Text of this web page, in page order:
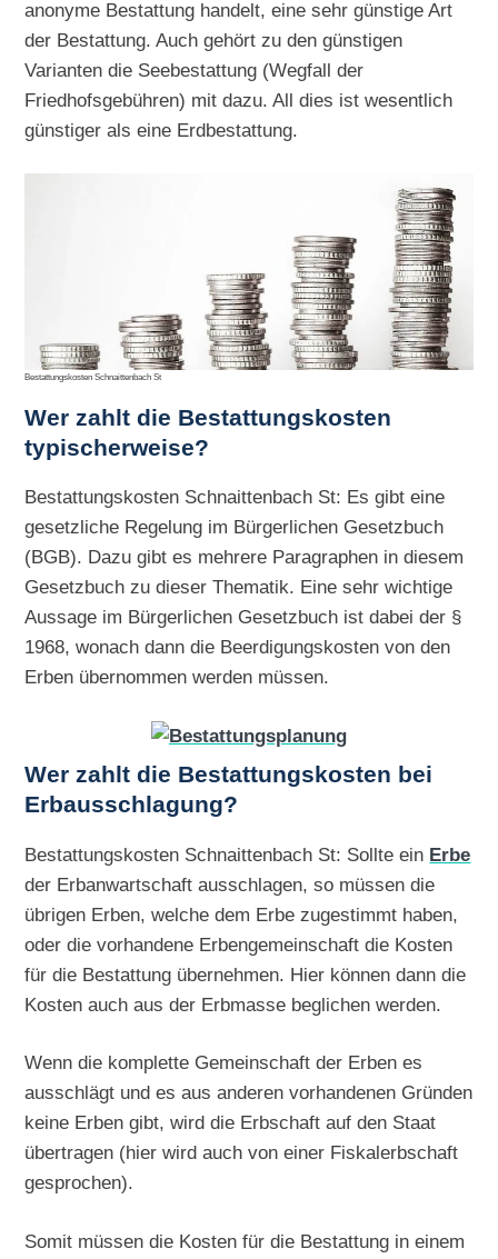
anonyme Bestattung handelt, eine sehr günstige Art
der Bestattung. Auch gehört zu den günstigen
Varianten die Seebestattung (Wegfall der
Friedhofsgebühren) mit dazu. All dies ist wesentlich
günstiger als eine Erdbestattung.
Bestattungskosten Schnaittenbach St
Wer zahlt die Bestattungskosten
typischerweise?
Bestattungskosten Schnaittenbach St: Es gibt eine
gesetzliche Regelung im Bürgerlichen Gesetzbuch
(BGB). Dazu gibt es mehrere Paragraphen in diesem
Gesetzbuch zu dieser Thematik. Eine sehr wichtige
Aussage im Bürgerlichen Gesetzbuch ist dabei der §
1968, wonach dann die Beerdigungskosten von den
Erben übernommen werden müssen.
Wer zahlt die Bestattungskosten bei
Erbausschlagung?
Bestattungskosten Schnaittenbach St: Sollte ein Erbe
der Erbanwartschaft ausschlagen, so müssen die
übrigen Erben, welche dem Erbe zugestimmt haben,
oder die vorhandene Erbengemeinschaft die Kosten
für die Bestattung übernehmen. Hier können dann die
Kosten auch aus der Erbmasse beglichen werden.
Wenn die komplette Gemeinschaft der Erben es
ausschlägt und es aus anderen vorhandenen Gründen
keine Erben gibt, wird die Erbschaft auf den Staat
übertragen (hier wird auch von einer Fiskalerbschaft
gesprochen).
Somit müssen die Kosten für die Bestattung in einem